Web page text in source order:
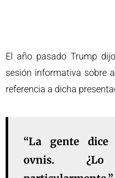
El año pasado Trump
sesión informativa sobre
referencia a dicha
“La gente
ovnis.